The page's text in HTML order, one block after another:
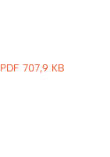
PDF 707,9 KB